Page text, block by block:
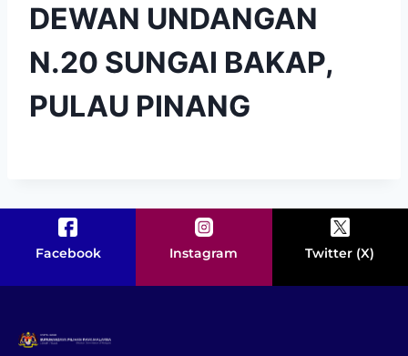
DEWAN UNDANGAN
N.20 SUNGAI BAKAP,
PULAU PINANG
Facebook Instagram Twitter (X)